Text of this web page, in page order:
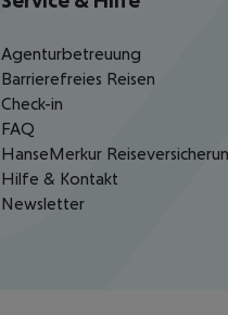
Agenturbetreuung
Barrierefreies Reisen
Check-in
FAQ
HanseMerkur
Hilfe & Kontakt
Newsletter